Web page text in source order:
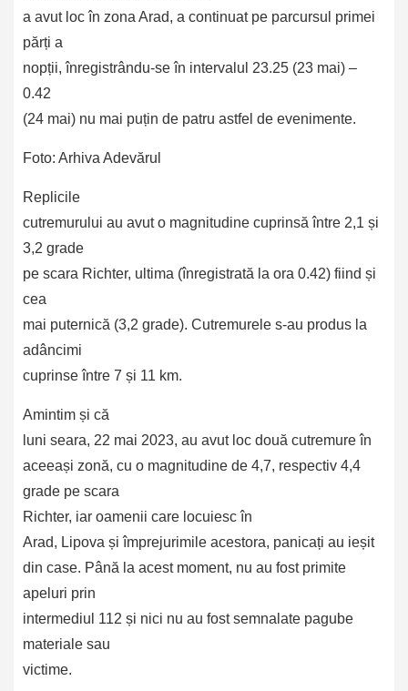
a avut loc în zona Arad, a continuat pe parcursul primei
părți a
nopții, înregistrându-se în intervalul 23.25 (23 mai) –
0.42
(24 mai) nu mai puțin de patru astfel de evenimente.
Foto: Arhiva Adevărul
Replicile
cutremurului au avut o magnitudine cuprinsă între 2,1 și
3,2 grade
pe scara Richter, ultima (înregistrată la ora 0.42) fiind și
cea
mai puternică (3,2 grade). Cutremurele s-au produs la
adâncimi
cuprinse între 7 și 11 km.
Amintim și că
luni seara, 22 mai 2023, au avut loc două cutremure în
aceeași zonă, cu o magnitudine de 4,7, respectiv 4,4
grade pe scara
Richter, iar oamenii care locuiesc în
Arad, Lipova și împrejurimile acestora, panicați au ieșit
din case. Până la acest moment, nu au fost primite
apeluri prin
intermediul 112 și nici nu au fost semnalate pagube
materiale sau
victime.